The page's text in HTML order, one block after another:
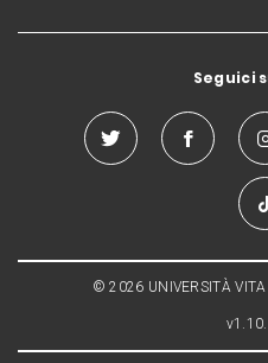
Seguici
© 2026 UNIVERSITÀ VITA